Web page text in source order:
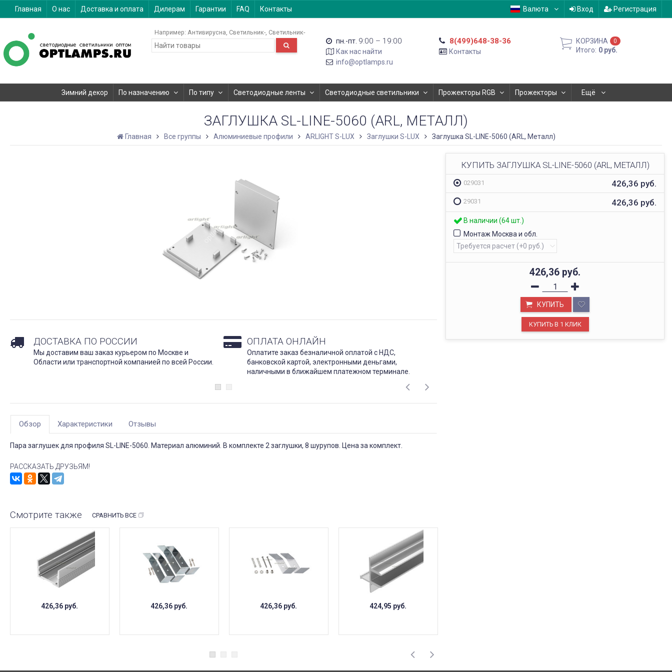
Главная О нас Доставка и оплата Дилерам Гарантии FAQ Контакты Валюта Вход Регистрация
Например: Антивирусна Светильник- Светильник-
пн.-пт. 9:00 – 19:00
Как нас найти
info@optlamps.ru
8(499)648-38-36
Контакты
КОРЗИНА 0
Итого: 0 руб.
Зимний декор По назначению По типу Светодиодные ленты Светодиодные светильники Прожекторы RGB Прожекторы Ещё
ЗАГЛУШКА SL-LINE-5060 (ARL, МЕТАЛЛ)
Главная Все группы Алюминиевые профили ARLIGHT S-LUX Заглушки S-LUX Заглушка SL-LINE-5060 (ARL, Металл)
КУПИТЬ ЗАГЛУШКА SL-LINE-5060 (ARL, МЕТАЛЛ)
029031 426,36 руб.
29031 426,36 руб.
В наличии (64 шт.)
Монтаж Москва и обл.
426,36 руб.
КУПИТЬ
ДОСТАВКА ПО РОССИИ
Мы доставим ваш заказ курьером по Москве и
Области или транспортной компанией по всей России.
ОПЛАТА ОНЛАЙН
Оплатите заказ безналичной оплатой с НДС,
банковской картой, электронными деньгами,
наличными в ближайшем платежном терминале.
ОФИС В МОСКВЕ
Обзор Характеристики Отзывы
Пара заглушек для профиля SL-LINE-5060. Материал алюминий. В комплекте 2 заглушки, 8 шурупов. Цена за комплект.
РАССКАЗАТЬ ДРУЗЬЯМ!
Смотрите также СРАВНИТЬ ВСЕ
426,36 руб. 426,36 руб. 426,36 руб. 424,95 руб.